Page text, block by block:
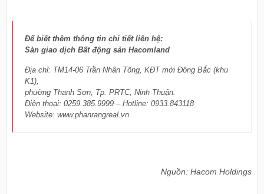
Để biết thêm thông tin chi tiết liên hệ:
Sàn giao dịch Bất động sản Hacomland
Địa chỉ: TM14-06 Trần Nhân Tông, KĐT mới Đông Bắc (khu
K1),
phường Thanh Sơn, Tp. PRTC, Ninh Thuận.
Điện thoại: 0259.385.9999 – Hotline: 0933.843118
Website: www.phanrangreal.vn
Nguồn: Hacom Holdings